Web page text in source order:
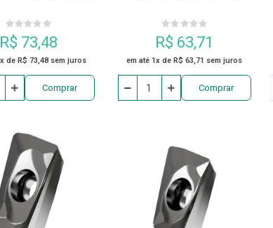
TUBO DE REFRIGERAÇÃO PARA CONE HSK VDI
R$ 73,48
de R$ 73,48 sem juros
Comprar
R$ 63,71
em até 1x de R$ 63,71 sem juros
Comprar